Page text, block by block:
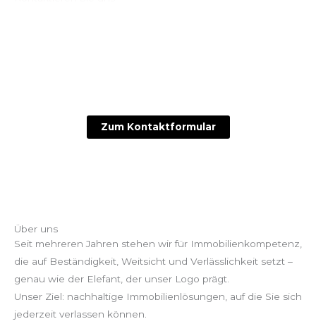
Zum Kontaktformular
Über uns
Seit mehreren Jahren stehen wir für Immobilienkompetenz,
die auf Beständigkeit, Weitsicht und Verlässlichkeit setzt –
genau wie der Elefant, der unser Logo prägt.
Unser Ziel: nachhaltige Immobilienlösungen, auf die Sie sich
jederzeit verlassen können.